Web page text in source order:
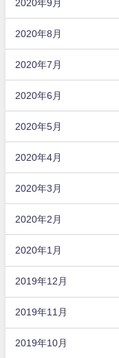
2020年9月
2020年8月
2020年7月
2020年6月
2020年5月
2020年4月
2020年3月
2020年2月
2020年1月
2019年12月
2019年11月
2019年10月